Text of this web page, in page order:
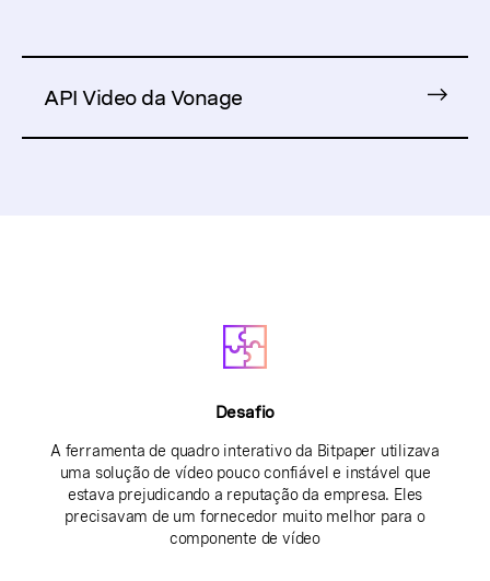
API Video da Vonage
Desafio
A ferramenta de quadro interativo da Bitpaper utilizava
uma solução de vídeo pouco confiável e instável que
estava prejudicando a reputação da empresa. Eles
precisavam de um fornecedor muito melhor para o
componente de vídeo